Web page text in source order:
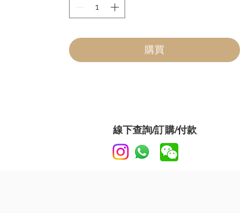
- 細絞合 99.99% 無氧銅四芯導體，附編織
屏蔽
- 黃銅鍍金插頭
- 正在申請專利的 Cableworks 專有連接器
- TORIColor ID 環便於使用多條電纜時識
- 附贈收納袋，方便整理
- 有限終身更換保固
購買
線下查詢/訂購/付款